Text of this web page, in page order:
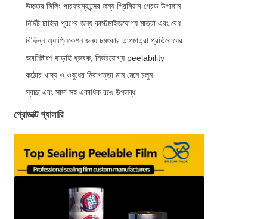
উচ্চতর সিলিং পারফরম্যান্সের জন্য প্রিমিয়াম-গ্রেড উপাদান
নির্দিষ্ট চাহিদা পূরণের জন্য কাস্টমাইজযোগ্য মাত্রা এবং বেধ
বিভিন্ন অ্যাপ্লিকেশন জন্য চমৎকার তাপমাত্রা প্রতিরোধের
অবশিষ্টাংশ ছাড়াই ধ্রুবক, নির্ভরযোগ্য peelability
কঠোর খাদ্য ও ওষুধের নিরাপত্তা মান মেনে চলুন
স্বচ্ছ এবং সাদা সহ একাধিক রঙে উপলব্ধ
প্রোডাক্ট গ্যালারি